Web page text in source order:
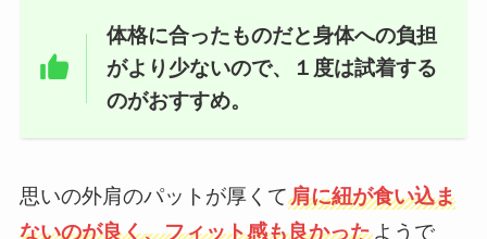
体格に合ったものだと身体への負担
がより少ないので、１度は試着する
のがおすすめ。
思いの外肩のパットが厚くて肩に紐が食い込ま
ないのが良く、フィット感も良かったようで